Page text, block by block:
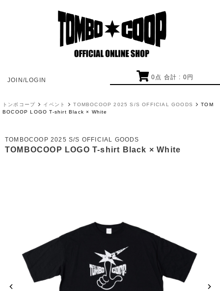
JOIN/LOGIN 0点 合計 : 0 円
トンボコープ イベント TOMBOCOOP 2025 S/S OFFICIAL GOODS
TOM
BOCOOP LOGO T-shirt Black × White
TOMBOCOOP 2025 S/S OFFICIAL GOODS
TOMBOCOOP LOGO T-shirt Black × White